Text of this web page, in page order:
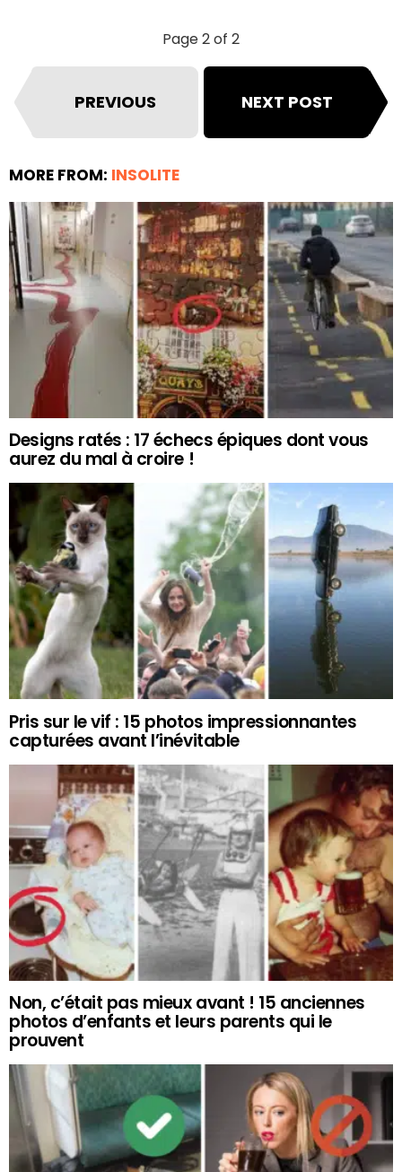
Page 2 of 2
PREVIOUS NEXT POST
MORE FROM: INSOLITE
Designs ratés : 17 échecs épiques dont vous
aurez du mal à croire !
Pris sur le vif : 15 photos impressionnantes
capturées avant l’inévitable
Non, c’était pas mieux avant ! 15 anciennes
photos d’enfants et leurs parents qui le
prouvent